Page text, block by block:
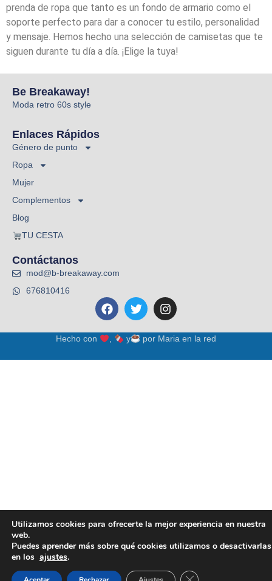
prenda de ropa que tanto es un fondo de armario como el
soporte perfecto para dar a conocer tu estilo, personalidad
y mensaje. Hemos hecho una selección de camisetas que te
siguen durante tu día a día. ¡Elige la tuya!
Be Breakaway!
Moda retro 60s style
Enlaces Rápidos
Género de punto
Ropa
Mujer
Complementos
Blog
TU CESTA
Contáctanos
mod@b-breakaway.com
676810416
Hecho con , y por Maria en la red
Utilizamos cookies para ofrecerte la mejor experiencia en nuestra
web.
Puedes aprender más sobre qué cookies utilizamos o desactivarlas
en los ajustes.
Cerrar el banner de